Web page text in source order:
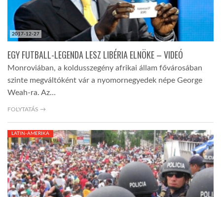
2017-12-27
EGY FUTBALL-LEGENDA LESZ LIBÉRIA ELNÖKE – VIDEÓ
Monroviában, a koldusszegény afrikai állam fővárosában
szinte megváltóként vár a nyomornegyedek népe George
Weah-ra. Az…
FOLYTATÁS →
LATIN-AMERIKA